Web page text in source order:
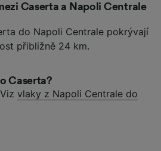
Caserta a Napoli Centrale
do Napoli Centrale pokrývají
přibližně 24 km.
Caserta?
vlaky z Napoli Centrale do